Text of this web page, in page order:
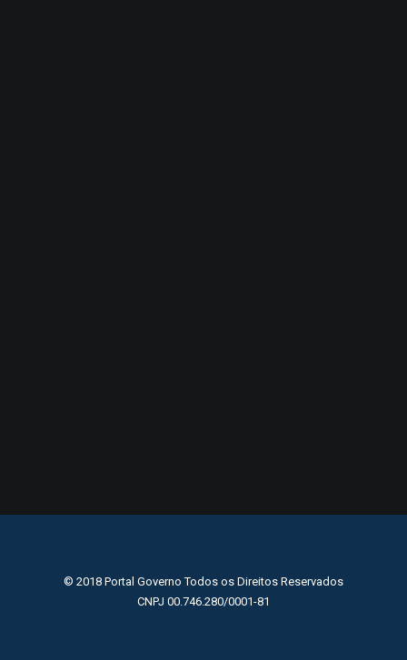
© 2018 Portal Governo Todos os Direitos Reservados
CNPJ 00.746.280/0001-81